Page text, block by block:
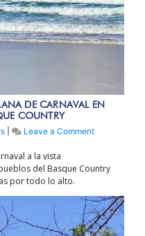
DE CARNAVAL EN
COUNTRY
Leave a Commenton
el
semana
de
Carnaval
a la vista
del Basque Country
por todo lo alto.